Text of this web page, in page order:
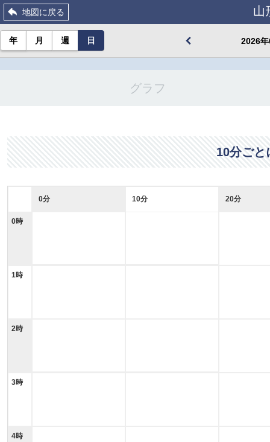
地図に戻る 山
2026
年 月 週 日
グラフ
10分ごと
0分 10分 20分
0時
1時
2時
3時
4時